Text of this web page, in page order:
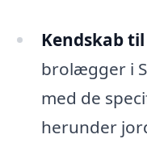
Kendskab
brolægger i
med de
herunder